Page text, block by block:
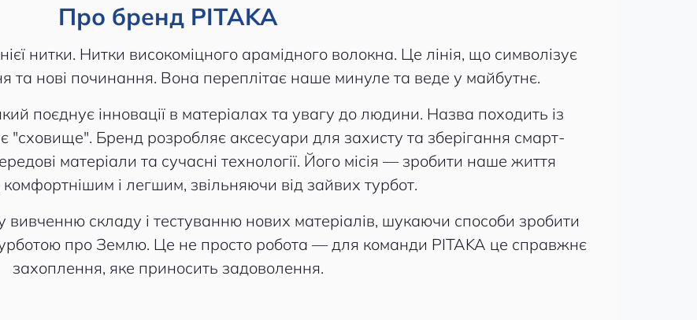
Про бренд PITAKA
нитки. Нитки високоміцного арамідного волокна. Це лінія, що символізує
та нові починання. Вона переплітає наше минуле та веде у майбутнє.
поєднує інновації в матеріалах та увагу до людини. Назва походить із
"сховище". Бренд розробляє аксесуари для захисту та зберігання смарт-
матеріали та сучасні технології. Його місія — зробити наше життя
і легшим, звільняючи від зайвих турбот.
складу і тестуванню нових матеріалів, шукаючи способи зробити
про Землю. Це не просто робота — для команди PITAKA це справжнє
захоплення, яке приносить задоволення.